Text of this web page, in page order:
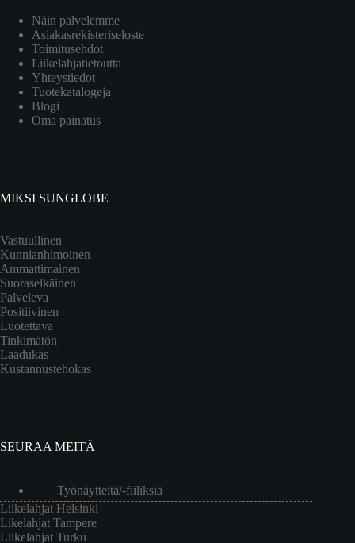
Näin palvelemme
Asiakasrekisteriseloste
Toimitusehdot
Liikelahjatietoutta
Yhteystiedot
Tuotekatalogeja
Blogi
Oma painatus
MIKSI SUNGLOBE
Vastuullinen
Kunnianhimoinen
Ammattimainen
Suoraselkäinen
Palveleva
Positiivinen
Luotettava
Tinkimätön
Laadukas
Kustannustehokas
SEURAA MEITÄ
Työnäytteitä/-fiiliksiä
Liikelahjat Helsinki
Likelahjat Tampere
Liikelahjat Turku